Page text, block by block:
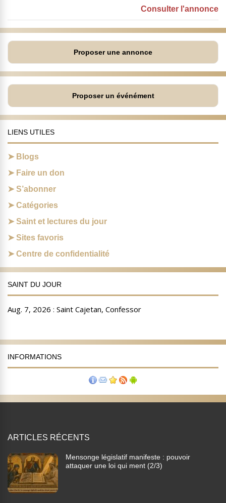
Consulter l'annonce
Proposer une annonce
Proposer un événément
LIENS UTILES
Blogs
Faire un don
S’abonner
Catégories
Saint et lectures du jour
Sites favoris
Centre de confidentialité
SAINT DU JOUR
INFORMATIONS
ARTICLES RÉCENTS
Mensonge législatif manifeste : pouvoir
attaquer une loi qui ment (2/3)